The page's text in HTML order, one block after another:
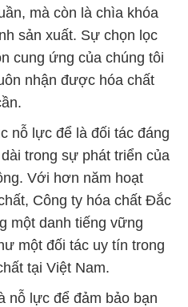
mà còn là chìa khóa
sản xuất. Sự chọn lọc
cung ứng của chúng tôi
nhận được hóa chất
nỗ lực để là đối tác đáng
trong sự phát triển của
Với hơn năm hoạt
Công ty hóa chất Đắc
một danh tiếng vững
một đối tác uy tín trong
tại Việt Nam.
nỗ lực để đảm bảo bạn